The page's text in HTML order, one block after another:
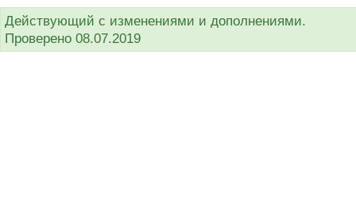
Действующий с изменениями и дополнениями.
Проверено 08.07.2019